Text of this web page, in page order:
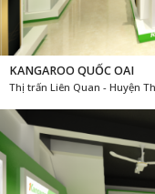
KANGAROO QUỐC OAI
Thị trấn Liên Quan - Huyện